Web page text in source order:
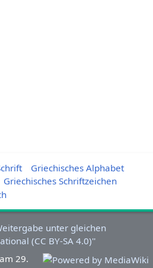
Griechisches Alphabet
Griechisches Schriftzeichen
29.